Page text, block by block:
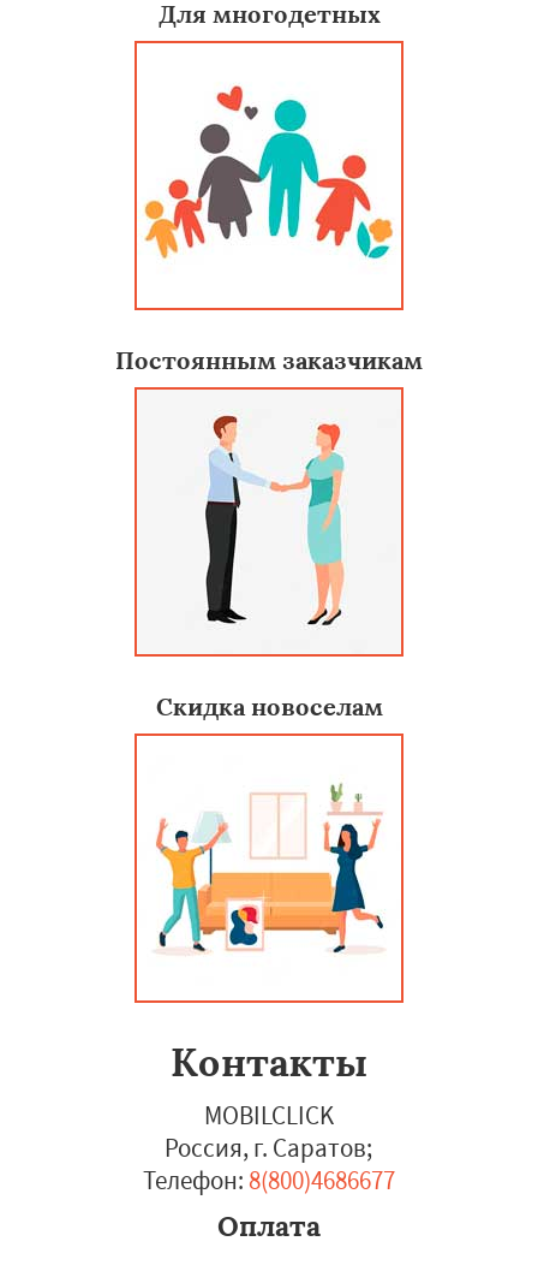
Для многодетных
Постоянным заказчикам
Скидка новоселам
Контакты
MOBILCLICK
Россия, г. Саратов;
Телефон: 8(800)4686677
Оплата